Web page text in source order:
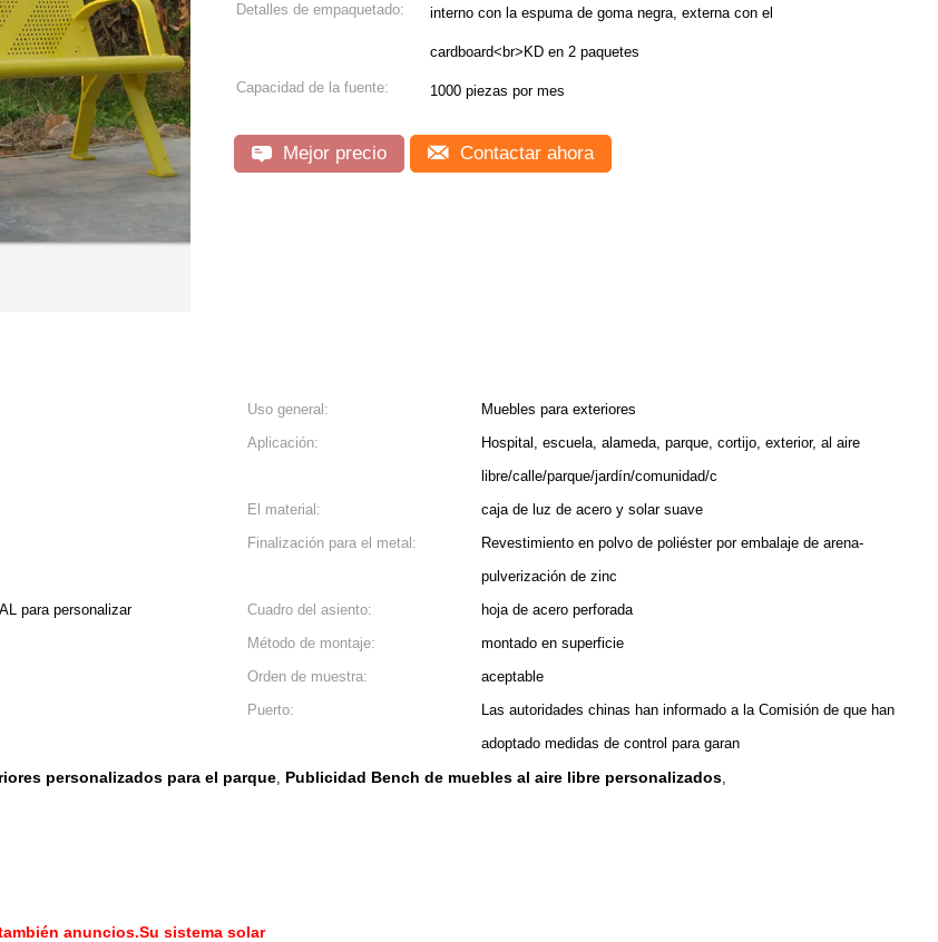
Detalles de empaquetado: interno con la espuma de goma negra, externa con el
cardboard<br>KD en 2 paquetes
Capacidad de la fuente: 1000 piezas por mes
Mejor precio Contactar ahora
Uso general:
Muebles para exteriores
Aplicación:
Hospital, escuela, alameda, parque, cortijo, exterior, al aire
libre/calle/parque/jardín/comunidad/c
El material:
caja de luz de acero y solar suave
Finalización para el metal:
Revestimiento en polvo de poliéster por embalaje de arena-
pulverización de zinc
para personalizar Cuadro del asiento:
hoja de acero perforada
Método de montaje:
montado en superficie
Orden de muestra:
aceptable
Puerto:
Las autoridades chinas han informado a la Comisión de que han
adoptado medidas de control para garan
personalizados para el parque, Publicidad Bench de muebles al aire libre personalizados,
anuncios.Su sistema solar